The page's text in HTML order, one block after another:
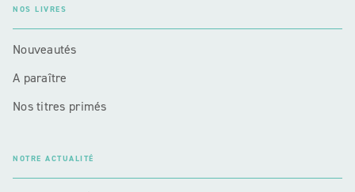
NOS LIVRES
Nouveautés
A paraître
Nos titres primés
NOTRE ACTUALITÉ